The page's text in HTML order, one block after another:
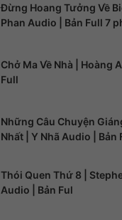
Đừng Hoang Tưởng Về
Phan Audio | Bản Full 7
Chở Ma Về Nhà | Hoàng
Full
Những Câu Chuyện
Nhất | Y Nhã Audio | Bản
Thói Quen Thứ 8 |
Audio | Bản Ful